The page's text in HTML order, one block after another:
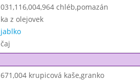
031,116,004,964 chléb,pomazán
ka z olejovek
jablko
čaj
671,004 krupicová kaše,granko